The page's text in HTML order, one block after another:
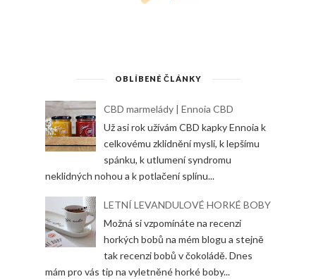
OBLÍBENÉ ČLÁNKY
CBD marmelády | Ennoia CBD
Už asi rok užívám CBD kapky Ennoia k
celkovému zklidnění mysli, k lepšímu
spánku, k utlumení syndromu
neklidných nohou a k potlačení splínu...
LETNÍ LEVANDULOVÉ HORKÉ BOBY
Možná si vzpomínáte na recenzi
horkých bobů na mém blogu a stejně
tak recenzi bobů v čokoládě. Dnes
mám pro vás tip na vyletněné horké boby...